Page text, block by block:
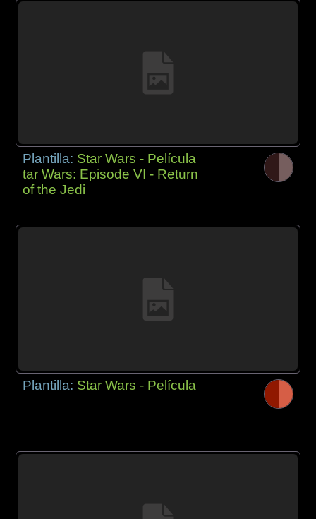
Plantilla: Star Wars - Película
tar Wars: Episode VI - Return
of the Jedi
Plantilla: Star Wars - Película